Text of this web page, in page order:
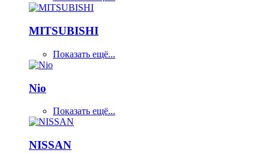
MITSUBISHI
Показать ещё...
Nio
Показать ещё...
NISSAN